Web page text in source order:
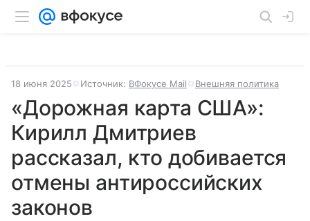
18 июня 2025 Источник: ВФокусе Mail Внешняя политика
«Дорожная карта США»:
Кирилл Дмитриев
рассказал, кто добивается
отмены антироссийских
законов